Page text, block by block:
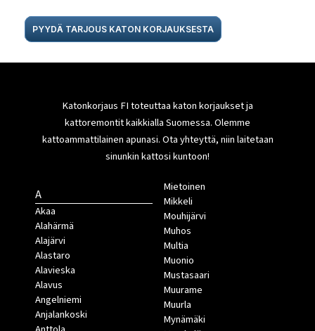
PYYDÄ TARJOUS KATON KORJAUKSESTA
Katonkorjaus FI toteuttaa katon korjaukset ja
kattoremontit kaikkialla Suomessa. Olemme
kattoammattilainen apunasi. Ota yhteyttä, niin laitetaan
sinunkin kattosi kuntoon!
A
Akaa
Alahärmä
Alajärvi
Alastaro
Alavieska
Alavus
Angelniemi
Anjalankoski
Mietoinen
Mikkeli
Mouhijärvi
Muhos
Multia
Muonio
Mustasaari
Muurame
Muurla
Mynämäki